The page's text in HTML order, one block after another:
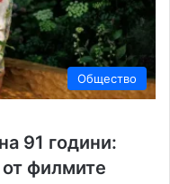
Общество
91 години:
филмите